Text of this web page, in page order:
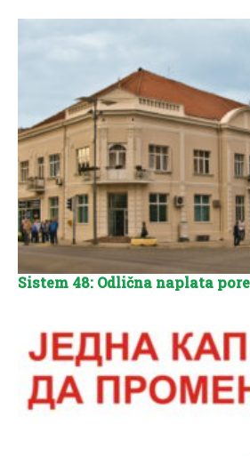
Sistem 48: Odlična naplata